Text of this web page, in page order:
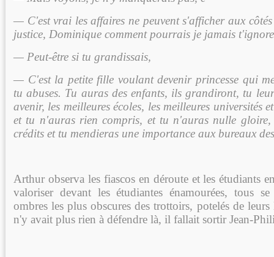
— C'est vrai les affaires ne peuvent s'afficher aux
justice, Dominique comment pourrais je jamais
— Peut-être si tu grandissais,
— C'est la petite fille voulant devenir princesse qui
tu abuses. Tu auras des enfants, ils grandiront, tu
avenir, les meilleures écoles, les meilleures universités
et tu n'auras rien compris, et tu n'auras nulle gloire,
crédits et tu mendieras une importance aux bureaux
Arthur observa les fiascos en déroute et les étudiants
valoriser devant les étudiantes énamourées, tous
ombres les plus obscures des trottoirs, potelés de
n'y avait plus rien à défendre là, il fallait sortir Jean-